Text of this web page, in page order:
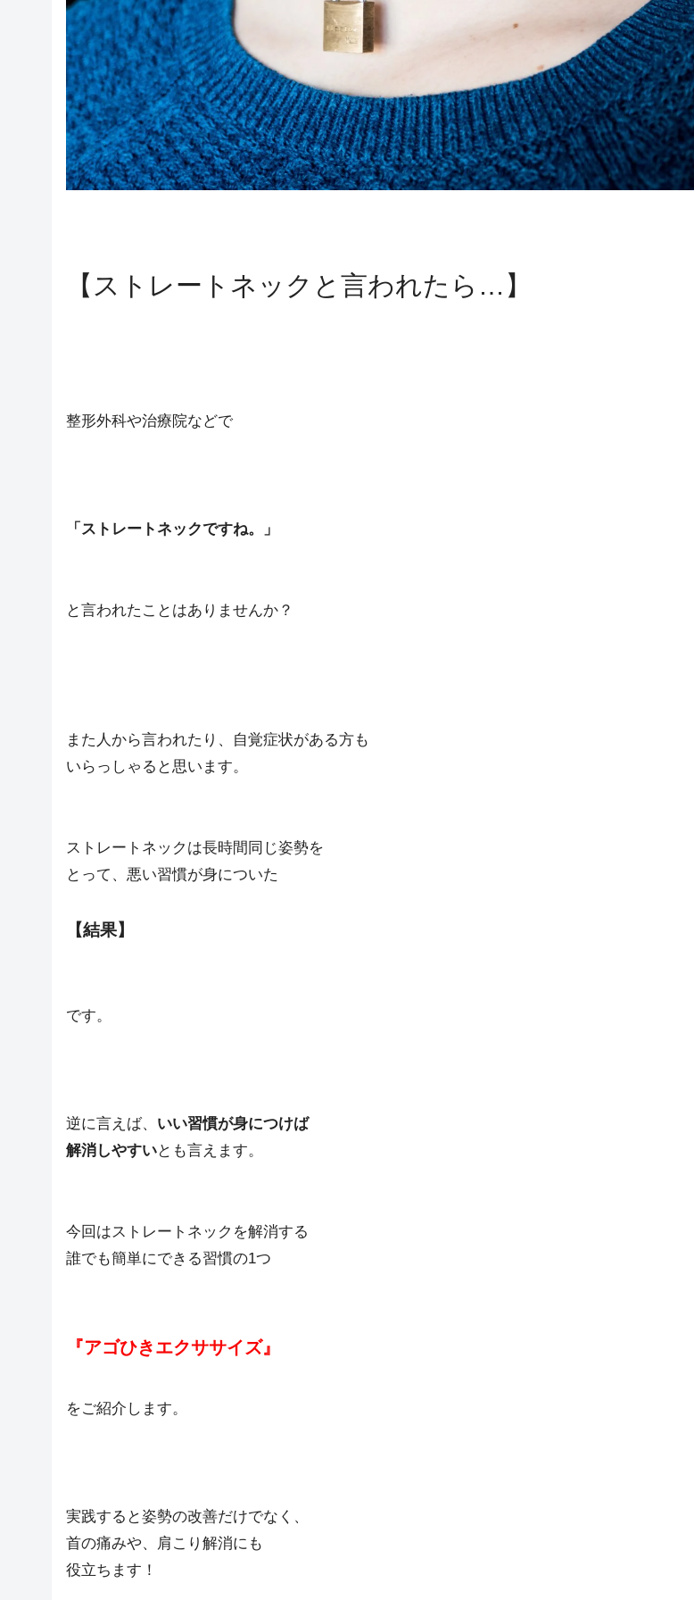
【ストレートネックと言われたら…】
整形外科や治療院などで
「ストレートネックですね。」
と言われたことはありませんか？
また人から言われたり、自覚症状がある方も
いらっしゃると思います。
ストレートネックは長時間同じ姿勢を
とって、悪い習慣が身についた
【結果】
です。
逆に言えば、 いい習慣が身につけば
解消しやすいとも言えます。
今回はストレートネックを解消する
誰でも簡単にできる習慣の1つ
『アゴひきエクササイズ』
をご紹介します。
実践すると姿勢の改善だけでなく、
首の痛みや、肩こり解消にも
役立ちます！